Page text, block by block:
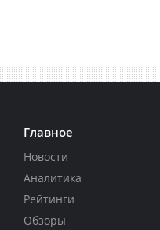
Главное
Новости
Аналитика
Рейтинги
Обзоры